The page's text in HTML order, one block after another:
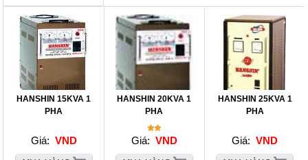
HANSHIN 15KVA 1
PHA
Giá: VND
HANSHIN 20KVA 1
PHA
Giá: VND
HANSHIN 25KVA 1
PHA
Giá: VND